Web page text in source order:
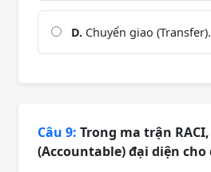
D. Chuyển giao (Transfer).
Câu 9: Trong ma trận
(Accountable) đại diện cho